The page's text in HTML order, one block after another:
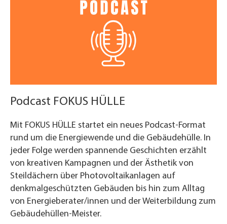
Podcast FOKUS HÜLLE
Mit FOKUS HÜLLE startet ein neues Podcast-Format
rund um die Energiewende und die Gebäudehülle. In
jeder Folge werden spannende Geschichten erzählt
von kreativen Kampagnen und der Ästhetik von
Steildächern über Photovoltaikanlagen auf
denkmalgeschützten Gebäuden bis hin zum Alltag
von Energieberater/innen und der Weiterbildung zum
Gebäudehüllen-Meister.